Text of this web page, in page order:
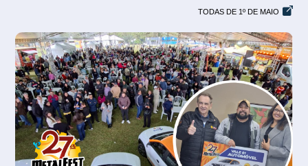
TODAS DE 1º DE MAIO